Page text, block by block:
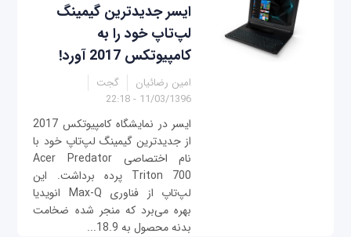
ایسر جدیدترین گیمینگ
لپ‌تاپ خود را به
کامپیوتکس 2017 آورد!
امین رضائیان
گجت
11/03/1396 - 22:18
ایسر در نمایشگاه کامپیوتکس 2017
از جدیدترین گیمینگ لپ‌تاپ خود با
نام اختصاصی Acer Predator
Triton 700 پرده برداشت. این
لپ‌تاپ از فناوری Max-Q انویدیا
بهره می‌برد که منجر شده ضخامت
بدنه محصول به 18.9...